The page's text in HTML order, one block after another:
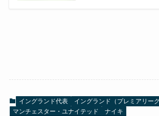
イングランド代表 イングランド（プレミアリーグ
マンチェスター・ユナイテッド
ナイキ